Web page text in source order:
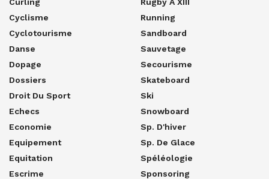
Cyclisme
Cyclotourisme
Danse
Dopage
Dossiers
Droit Du Sport
Echecs
Economie
Equipement
Equitation
Escrime
Running
Sandboard
Sauvetage
Secourisme
Skateboard
Ski
Snowboard
Sp. D'hiver
Sp. De Glace
Spéléologie
Sponsoring